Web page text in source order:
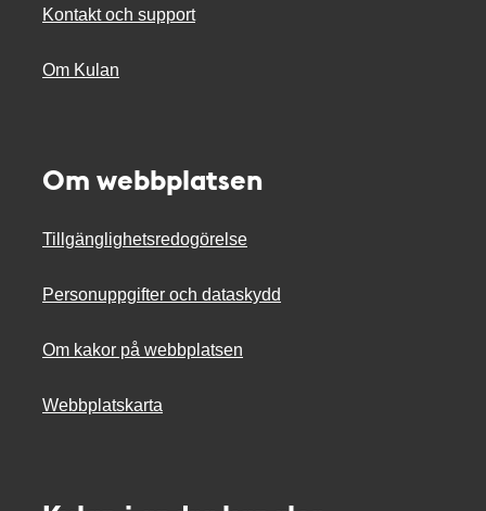
Kontakt och support
Om Kulan
Om webbplatsen
Tillgänglighetsredogörelse
Personuppgifter och dataskydd
Om kakor på webbplatsen
Webbplatskarta